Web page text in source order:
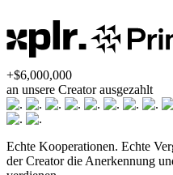
+$6,000,000
an unsere Creator ausgezahlt
Echte Kooperationen. Echte
der Creator die Anerkennung